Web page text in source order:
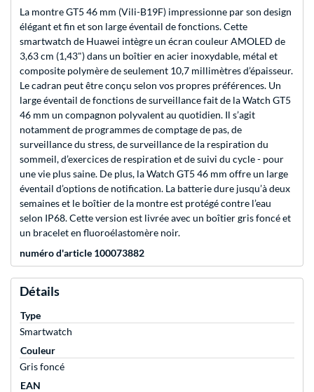
La montre GT5 46 mm (Vili-B19F) impressionne par son design
élégant et fin et son large éventail de fonctions. Cette
smartwatch de Huawei intègre un écran couleur AMOLED de
3,63 cm (1,43") dans un boîtier en acier inoxydable, métal et
composite polymère de seulement 10,7 millimètres d’épaisseur.
Le cadran peut être conçu selon vos propres préférences. Un
large éventail de fonctions de surveillance fait de la Watch GT5
46 mm un compagnon polyvalent au quotidien. Il s’agit
notamment de programmes de comptage de pas, de
surveillance du stress, de surveillance de la respiration du
sommeil, d’exercices de respiration et de suivi du cycle - pour
une vie plus saine. De plus, la Watch GT5 46 mm offre un large
éventail d’options de notification. La batterie dure jusqu’à deux
semaines et le boîtier de la montre est protégé contre l’eau
selon IP68. Cette version est livrée avec un boîtier gris foncé et
un bracelet en fluoroélastomère noir.
numéro d'article 100073882
Détails
Type
Smartwatch
Couleur
Gris foncé
EAN